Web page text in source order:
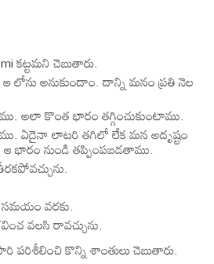
కట్టమని చెబుతారు.
లోను అనుకుందాం. దాన్ని మనం ప్రతి నెల
అలా కొంత భారం తగ్గించుకుంటాము.
ఏదైనా లాటరి తగిలో లేక మన అదృష్టం
భారం నుండి తప్పింపబడతాము.
సమయం వరకు.
వలసి రావచ్చును.
పరిశీలించి కొన్ని శాంతులు చెబుతారు.